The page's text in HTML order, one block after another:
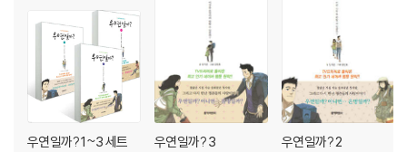
우연일까? 1~3 세트 우연일까? 3 우연일까? 2